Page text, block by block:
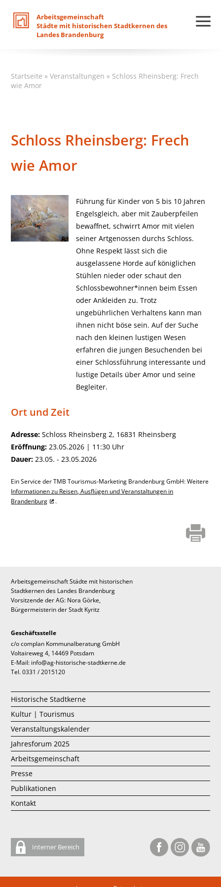
Arbeitsgemeinschaft
Städte mit historischen Stadtkernen des
Landes Brandenburg
Startseite »Veranstaltungen » Schloss Rheinsberg: Frech
wie Amor
Schloss Rheinsberg: Frech
wie Amor
Führung für Kinder von 5 bis 10 Jahren
Engelsgleich, aber mit Zauberpfeilen
bewaffnet, schwirrt Amor mit vielen
seiner Artgenossen durchs Schloss.
Ohne Respekt lässt sich die
ausgelassene Horde auf königlichen
Stühlen nieder oder schaut den
Schlossbewohner*innen beim Essen
oder Ankleiden zu. Trotz
ungebührlichen Verhaltens kann man
ihnen nicht böse sein. Auf der Suche
nach den kleinen lustigen Wesen
erfahren die jungen Besuchenden bei
einer Schlossführung interessante und
lustige Details über Amor und seine
Begleiter.
Ort und Zeit
Adresse: Schloss Rheinsberg 2, 16831 Rheinsberg
Eröffnung: 23.05.2026 | 11:30 Uhr
Dauer: 23.05. - 23.05.2026
Ein Service der TMB Tourismus-Marketing Brandenburg GmbH: Weitere
Informationen zu Reisen, Ausflügen und Veranstaltungen in
Brandenburg
.
Arbeitsgemeinschaft Städte mit historischen
Stadtkernen des Landes Brandenburg
Vorsitzende der AG: Nora Görke,
Bürgermeisterin der Stadt Kyritz
Geschäftsstelle
c/o complan Kommunalberatung GmbH
Voltaireweg 4, 14469 Potsdam
E-Mail: info@ag-historische-stadtkerne.de
Tel. 0331 / 2015120
Historische Stadtkerne
Kultur | Tourismus
Veranstaltungskalender
Jahresforum 2025
Arbeitsgemeinschaft
Presse
Publikationen
Kontakt
Interner Bereich